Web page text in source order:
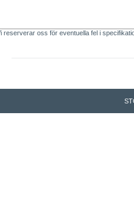
reserverar oss för eventuella fel i